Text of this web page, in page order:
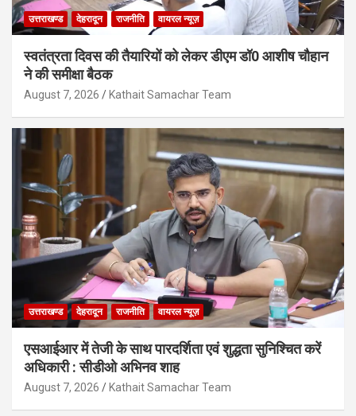
उत्तराखण्ड देहरादून राजनीति वायरल न्यूज़
स्वतंत्रता दिवस की तैयारियों को लेकर डीएम डॉ0 आशीष चौहान
ने की समीक्षा बैठक
August 7, 2026 Kathait Samachar Team
उत्तराखण्ड देहरादून राजनीति वायरल न्यूज़
एसआईआर में तेजी के साथ पारदर्शिता एवं शुद्धता सुनिश्चित करें
अधिकारी : सीडीओ अभिनव शाह
August 7, 2026 Kathait Samachar Team